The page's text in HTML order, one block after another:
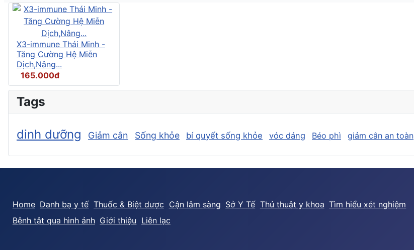
X3-immune Thái Minh -
Tăng Cường Hệ Miễn
Dịch,Nâng...
165.000đ
Tags
dinh dưỡng Giảm cân Sống khỏe bí quyết sống khỏe vóc dáng Béo phì giảm cân an toàn
Home Danh bạ y tế Thuốc & Biệt dược Cận lâm sàng Sở Y Tế Thủ thuật y khoa Tìm hiểu xét nghiệm
Bệnh tật qua hình ảnh Giới thiệu Liên lạc